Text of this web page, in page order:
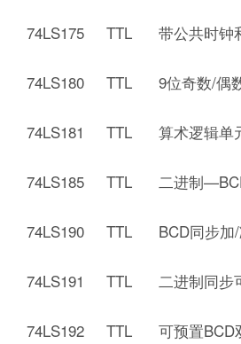
74LS175 TTL 带公共时钟
74LS180 TTL 9位奇数/偶数
74LS181 TTL 算术逻辑单
74LS185 TTL 二进制
74LS190 TTL BCD同步加/
74LS191 TTL 二进制同步
74LS192 TTL 可预置BCD